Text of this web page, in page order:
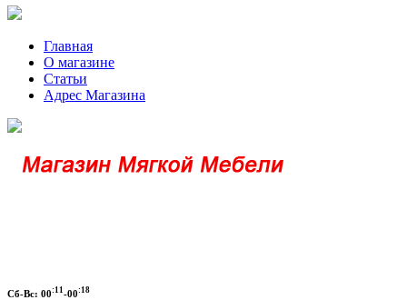
Главная
О магазине
Статьи
Адрес Магазина
Сб-Вс: 00:11 -00:18